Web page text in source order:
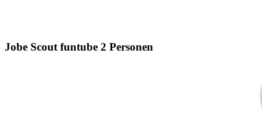
Jobe Scout funtube 2 Personen